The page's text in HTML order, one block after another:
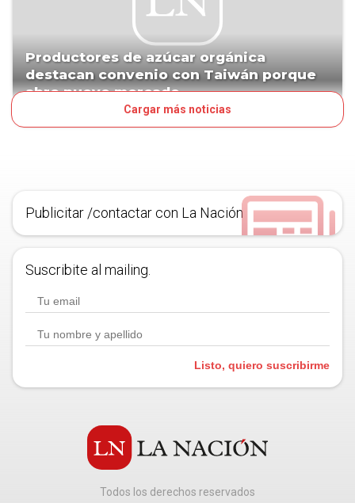
Productores de azúcar orgánica
destacan convenio con Taiwán porque
abre nuevo mercado
Cargar más noticias
Publicitar /contactar con La Nación
Suscribite al mailing.
Listo, quiero suscribirme
Todos los derechos reservados